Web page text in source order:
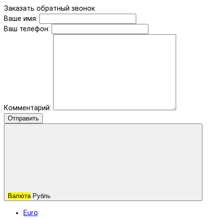
Заказать обратный звонок
Ваше имя:
Ваш телефон:
Комментарий:
Отправить
Валюта Рубль
Euro